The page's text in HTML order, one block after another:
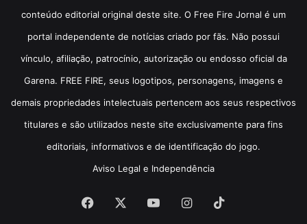
conteúdo editorial original deste site. O Free Fire Jornal é um
portal independente de notícias criado por fãs. Não possui
vínculo, afiliação, patrocínio, autorização ou endosso oficial da
Garena. FREE FIRE, seus logotipos, personagens, imagens e
demais propriedades intelectuais pertencem aos seus respectivos
titulares e são utilizados neste site exclusivamente para fins
editoriais, informativos e de identificação do jogo.
Aviso Legal e Independência
Facebook YouTubeInstagram